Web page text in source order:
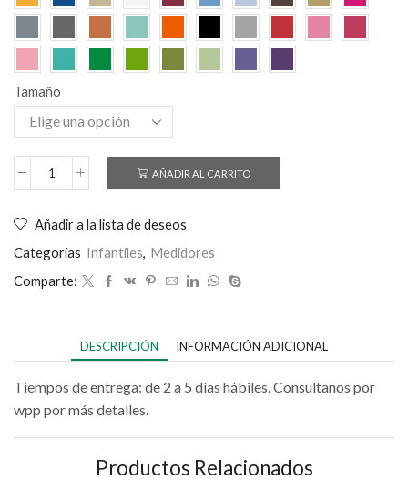
Tamaño
AÑADIR AL CARRITO
Añadir a la lista de deseos
Categorías Infantiles, Medidores
Comparte:
DESCRIPCIÓN INFORMACIÓN ADICIONAL
Tiempos de entrega: de 2 a 5 días hábiles. Consultanos por
wpp por más detalles.
Productos Relacionados